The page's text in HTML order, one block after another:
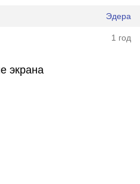
Эдера
1 год
экрана